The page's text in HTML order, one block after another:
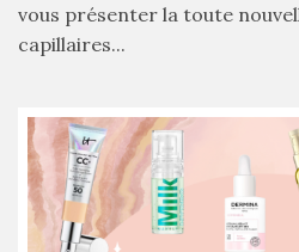
Les
sacs
tendances
printemps
été
2026
vous présenter la toute
capillaires...